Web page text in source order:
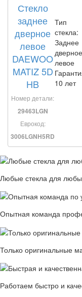
Стекло
заднее
дверное
левое
DAEWOO
MATIZ 5D
HB
Номер детали:
29463LGN
Еврокод:
3006LGNH5RD
Тип
стекла:
Заднее
дверное
левое
10 лет
Любые стекла для
Опытная команда
Только оригинальные
Работаем быстро и